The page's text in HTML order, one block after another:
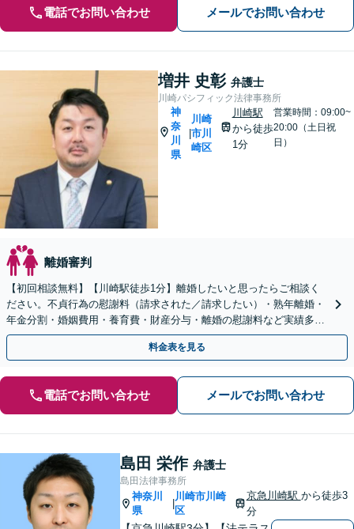
電話でお問い合わせ メールでお問い合わせ
増井 史彰 弁護士
川崎パシフィック法律事務所
神
奈
川
県
|
川崎
市川
崎区
川崎駅
から徒歩
1分
営業時間：09:00~
20:00（土日祝
日）
離婚審判
【初回相談無料】【川崎駅徒歩1分】離婚したいと思ったらご相談く
ださい。不貞行為の慰謝料（請求された／請求したい）・熟年離婚・
年金分割・婚姻費用・養育費・財産分与・離婚の慰謝料など実績多
数。あなたの人生の再スタートを全力で後押しします。
料金表を見る
電話でお問い合わせ メールでお問い合わせ
島田 栄作 弁護士
島田法律事務所
神奈川
県
川崎市川崎
区
京急川崎駅 から徒歩3
分